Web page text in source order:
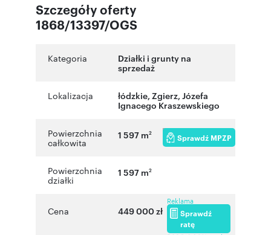
Szczegóły oferty
1868/13397/OGS
Kategoria
Działki i grunty na
sprzedaż
Lokalizacja łódzkie, Zgierz, Józefa
Ignacego Kraszewskiego
Powierzchnia
całkowita
1 597 m2 Sprawdź MPZP
Powierzchnia
działki
1 597 m2
Cena 449 000 zł
Reklama
Sprawdź
ratę